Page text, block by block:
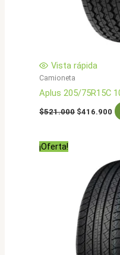
Vista rápida
Camioneta
Aplus 205/75R15C
$521.000 El
$416.900 El
¡Oferta!